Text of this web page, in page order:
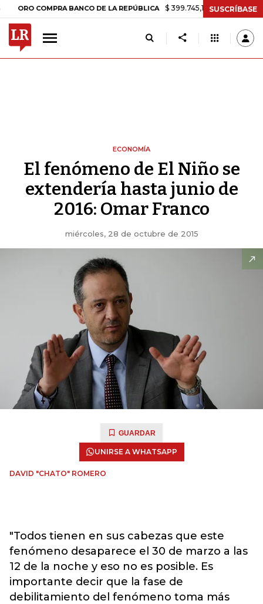
COMPRA BANCO DE LA REPÚBLICA $ 399.745,16 +$ 2.295,71 +0,58%
SUSCRÍBASE
ECONOMÍA
El fenómeno de El Niño se
extendería hasta junio de
2016: Omar Franco
miércoles, 28 de octubre de 2015
GUARDAR
UNIRSE A WHATSAPP
DAVID "CHATO" ROMERO
"Todos tienen en sus cabezas que este
fenómeno desaparece el 30 de marzo a las
12 de la noche y eso no es posible. Es
importante decir que la fase de
debilitamiento del fenómeno toma más